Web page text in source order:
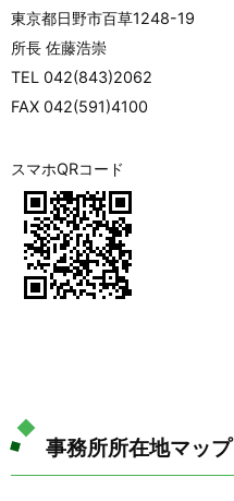
東京都日野市百草1248-19
所長 佐藤浩崇
TEL 042(843)2062
FAX 042(591)4100
スマホQRコード
事務所所在地マップ